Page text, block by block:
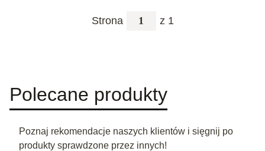
Strona z 1
Polecane produkty
Poznaj rekomendacje naszych klientów i sięgnij po
produkty sprawdzone przez innych!